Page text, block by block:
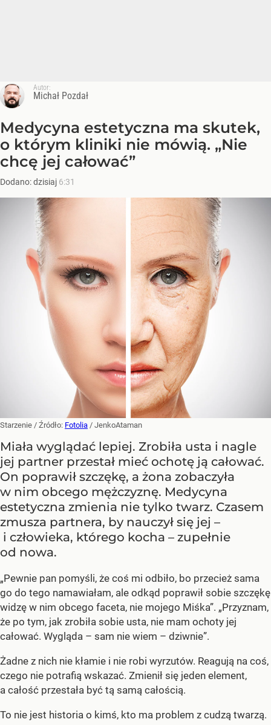
Autor:
Michał Pozdał
Medycyna estetyczna ma skutek,
o którym kliniki nie mówią. „Nie
chcę jej całować”
Dodano:dzisiaj 6:31
Starzenie / Źródło: Fotolia / JenkoAtaman
Miała wyglądać lepiej. Zrobiła usta i nagle
jej partner przestał mieć ochotę ją całować.
On poprawił szczękę, a żona zobaczyła
w nim obcego mężczyznę. Medycyna
estetyczna zmienia nie tylko twarz. Czasem
zmusza partnera, by nauczył się jej –
i człowieka, którego kocha – zupełnie
od nowa.
„Pewnie pan pomyśli, że coś mi odbiło, bo przecież sama
go do tego namawiałam, ale odkąd poprawił sobie szczękę
widzę w nim obcego faceta, nie mojego Miśka”. „Przyznam,
że po tym, jak zrobiła sobie usta, nie mam ochoty jej
całować. Wygląda – sam nie wiem – dziwnie”.
Żadne z nich nie kłamie i nie robi wyrzutów. Reagują na coś,
czego nie potrafią wskazać. Zmienił się jeden element,
a całość przestała być tą samą całością.
To nie jest historia o kimś, kto ma problem z cudzą twarzą.